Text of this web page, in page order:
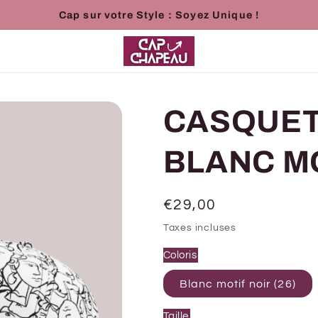
Cap sur votre Style : Soyez Unique !
BLANC
Prix
habituel
€29,00
Taxes incluses
Coloris
Blanc motif noir (26)